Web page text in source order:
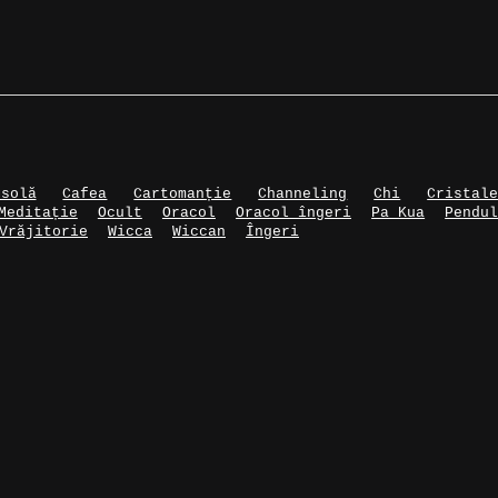
Cafea Cartomanție Channeling Chi
Cristale
Ocult Oracol Oracol îngeri Pa Kua
Pendul
Vrăjitorie Wicca Wiccan Îngeri